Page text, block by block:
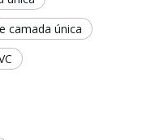
camada única